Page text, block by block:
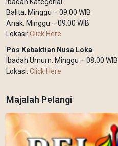
Ibadah Kategorial
Balita: Minggu – 09:00 WIB
Anak: Minggu – 09:00 WIB
Lokasi: Click Here
Pos Kebaktian Nusa Loka
Ibadah Umum: Minggu – 08:00 WIB
Lokasi: Click Here
Majalah Pelangi